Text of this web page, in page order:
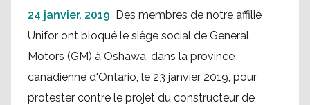
24 janvier, 2019 Des membres de notre affilié
Unifor ont bloqué le siège social de General
Motors (GM) à Oshawa, dans la province
canadienne d'Ontario, le 23 janvier 2019, pour
protester contre le projet du constructeur de